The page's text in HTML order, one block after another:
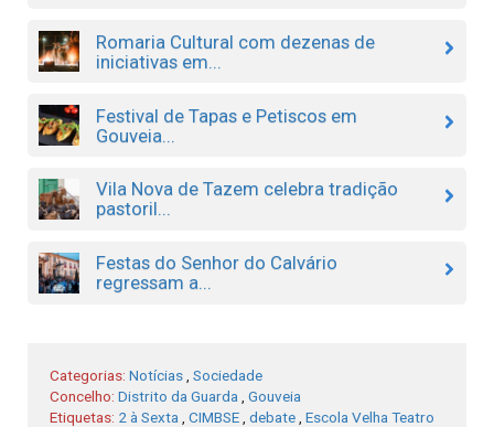
Romaria Cultural com dezenas de
iniciativas em...
Festival de Tapas e Petiscos em
Gouveia...
Vila Nova de Tazem celebra tradição
pastoril...
Festas do Senhor do Calvário
regressam a...
Categorias: Notícias Sociedade
Concelho: Distrito da Guarda
Gouveia
Etiquetas: 2 à Sexta CIMBSE debate Escola Velha Teatro